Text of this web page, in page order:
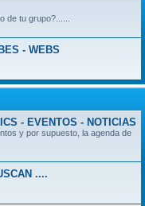
de tu grupo?......
- WEBS
- EVENTOS - NOTICIAS
y por supuesto, la agenda de
....